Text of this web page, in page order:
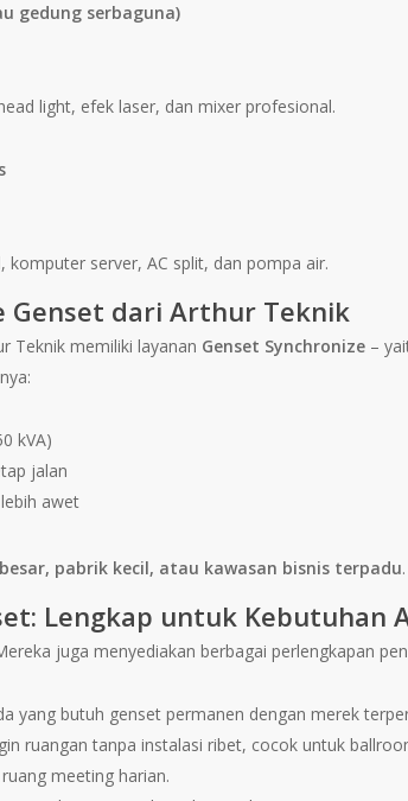
gedung serbaguna)
light, efek laser, dan mixer profesional.
server, AC split, dan pompa air.
Genset dari Arthur Teknik
Teknik memiliki layanan Genset Synchronize –
kVA)
jalan
awet
pabrik kecil, atau kawasan bisnis terpadu.
Lengkap untuk Kebutuhan
juga menyediakan berbagai perlengkapan
yang butuh genset permanen dengan merek
ruangan tanpa instalasi ribet, cocok untuk
meeting harian.